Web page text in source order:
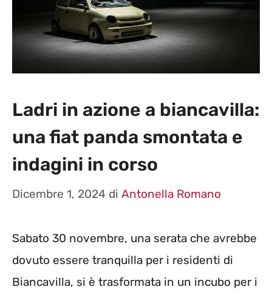
Ladri in azione a biancavilla:
una fiat panda smontata e
indagini in corso
Dicembre 1, 2024 di Antonella Romano
Sabato 30 novembre, una serata che avrebbe
dovuto essere tranquilla per i residenti di
Biancavilla, si è trasformata in un incubo per i